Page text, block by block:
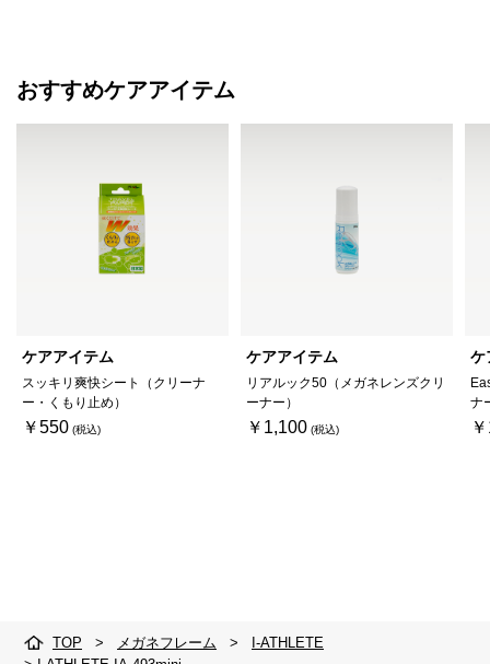
おすすめケアアイテム
ケアアイテム
スッキリ爽快シート（クリーナ
ー・くもり止め）
￥550
ケアアイテム
リアルック50（メガネレンズクリ
ーナー）
￥1,100
ケ
ナ
TOP > メガネフレーム >
I-ATHLETE